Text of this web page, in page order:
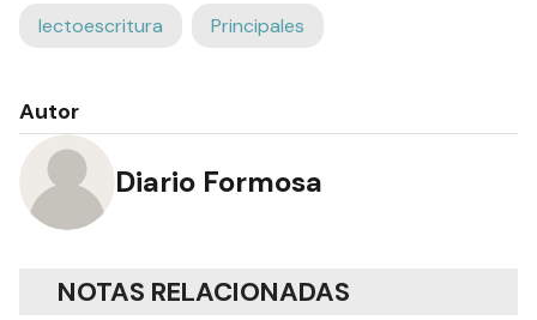
lectoescritura Principales
Autor
Diario Formosa
NOTAS RELACIONADAS